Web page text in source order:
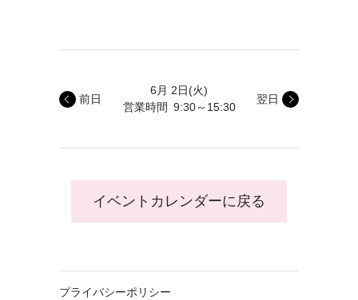
6月 2日(火)
営業時間 9:30～15:30
前日 翌日
イベントカレンダーに戻る
プライバシーポリシー